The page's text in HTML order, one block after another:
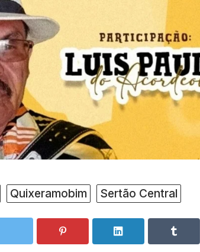
Quixeramobim Sertão Central